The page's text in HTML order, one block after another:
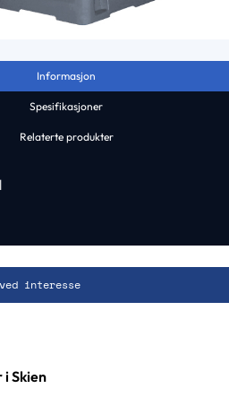
Informasjon
Spesifikasjoner
Relaterte produkter
interesse
Skien